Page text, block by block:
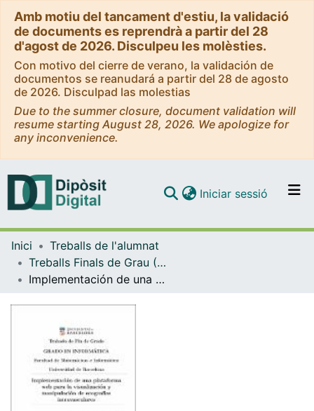
Amb motiu del tancament d'estiu, la validació
de documents es reprendrà a partir del 28
d'agost de 2026. Disculpeu les molèsties.
Con motivo del cierre de verano, la validación de
documentos se reanudará a partir del 28 de agosto
de 2026. Disculpad las molestias
Due to the summer closure, document validation will
resume starting August 28, 2026. We apologize for
any inconvenience.
Navega per tot el DD
Iniciar sessió (current)
Inici
Treballs de l'alumnat
Treballs Finals de Grau (TFG) - Enginyeria Informàtica
Implementación de una plataforma web para la visualización y manipulación de ecografías intravasculares